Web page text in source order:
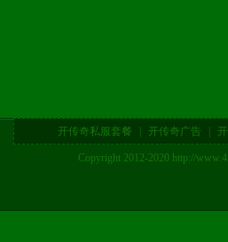
开传奇私服套餐 开传奇广告
Copyright 2012-2020 http://